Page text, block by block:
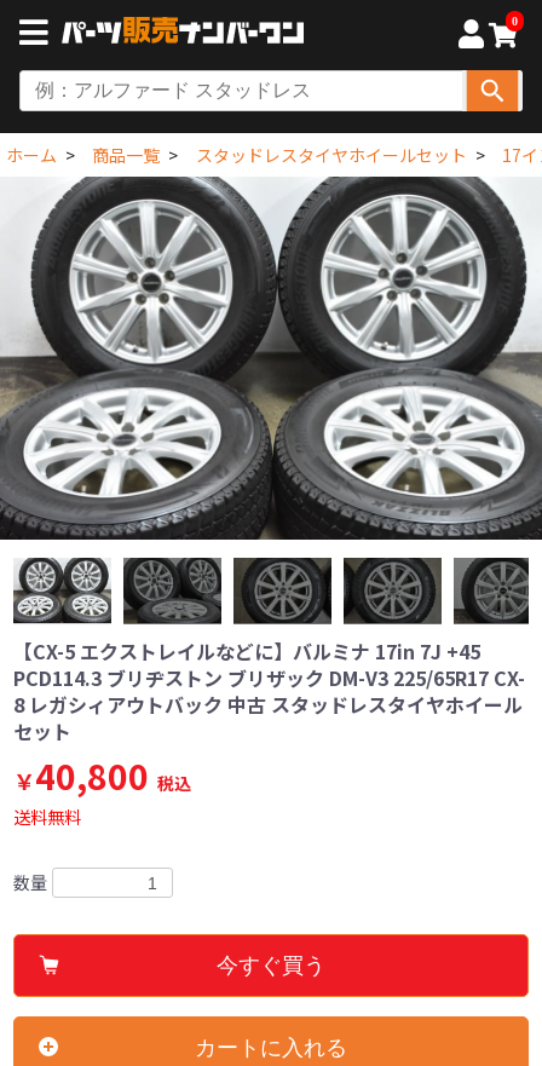
0
ホーム 商品一覧 スタッドレスタイヤホイールセット 17
【CX-5 エクストレイルなどに】バルミナ 17in 7J +45
PCD114.3 ブリヂストン ブリザック DM-V3 225/65R17 CX-
8 レガシィアウトバック 中古 スタッドレスタイヤホイール
セット
￥40,800 税込
送料無料
数量
今すぐ買う
カートに入れる